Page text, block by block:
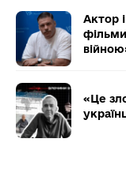
Актор
фільми
«Це